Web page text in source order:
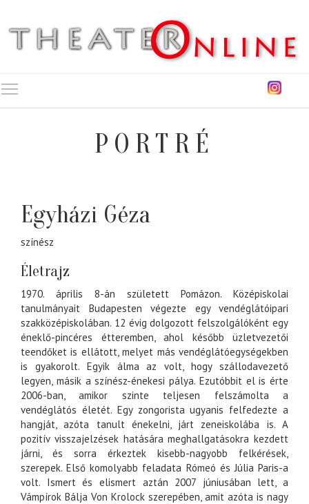
PORTRÉ
Egyházi Géza
színész
Életrajz
1970. április 8-án született Pomázon. Középiskolai
tanulmányait Budapesten végezte egy vendéglátóipari
szakközépiskolában. 12 évig dolgozott felszolgálóként egy
éneklő-pincéres étteremben, ahol később üzletvezetői
teendőket is ellátott, melyet más vendéglátóegységekben
is gyakorolt. Egyik álma az volt, hogy szállodavezető
legyen, másik a színész-énekesi pálya. Ezutóbbit el is érte
2006-ban, amikor szinte teljesen felszámolta a
vendéglátós életét. Egy zongorista ugyanis felfedezte a
hangját, azóta tanult énekelni, járt zeneiskolába is. A
pozitív visszajelzések hatására meghallgatásokra kezdett
járni, és sorra érkeztek kisebb-nagyobb felkérések,
szerepek. Első komolyabb feladata Rómeó és Júlia Paris-a
volt. Ismert és elismert aztán 2007 júniusában lett, a
Vámpírok Bálja Von Krolock szerepében, amit azóta is nagy